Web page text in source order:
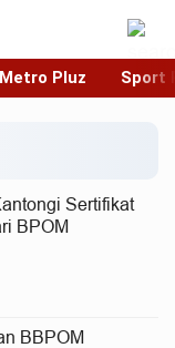
Metro Pluz Sport
Sertifikat
BPOM
BBPOM